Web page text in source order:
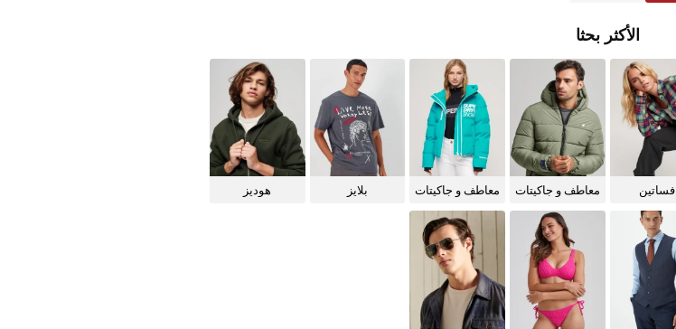
الأكثر بحثا
فساتين
معاطف و جاكيتات
معاطف و جاكيتات
بلايز هوديز